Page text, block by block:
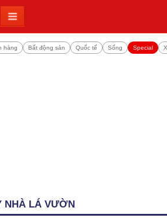
hàng Bất động sản Quốc tế Sống Special
NHÀ LÁ VƯỜN